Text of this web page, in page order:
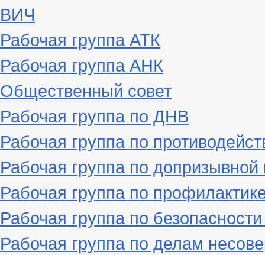
ВИЧ
Рабочая группа АТК
Рабочая группа АНК
Общественный совет
Рабочая группа по ДНВ
Рабочая группа по
Рабочая группа по
Рабочая группа по
Рабочая группа по
Рабочая группа по делам